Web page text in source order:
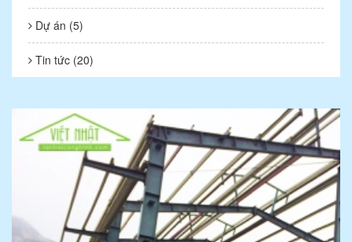
Xây nhà lắp ghép có an toàn không?
Có nên làm nhà lắp ghép hay không?
10/27/2020 09:33:25
Dự án (5)
Tin tức (20)